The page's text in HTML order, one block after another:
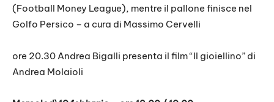
(Football Money League), mentre il pallone finisce nel
Golfo Persico – a cura di Massimo Cervelli
ore 20.30 Andrea Bigalli presenta il film “Il gioiellino” di
Andrea Molaioli